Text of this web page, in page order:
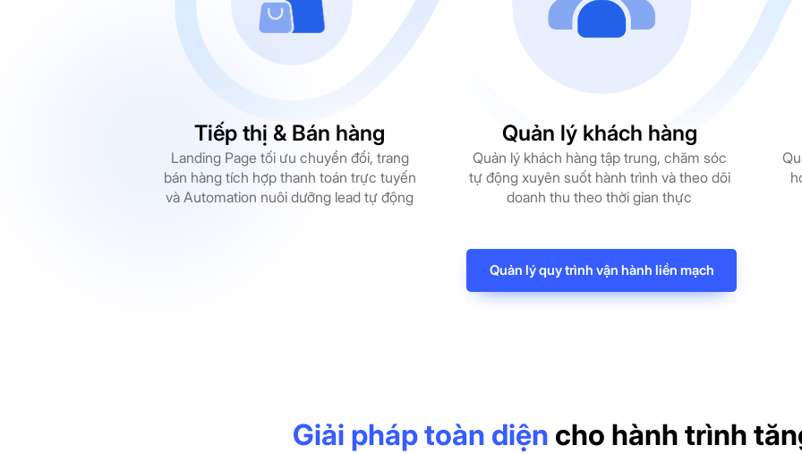
Tiếp thị & Bán hàng
Landing Page tối ưu chuyển đổi, trang
bán hàng tích hợp thanh toán trực tuyến
và Automation nuôi dưỡng lead tự động
Quản lý khách hàng
Quản lý khách hàng tập trung, chăm sóc
tự động xuyên suốt hành trình và theo dõi
doanh thu theo thời gian thực
Quản lý quy trình vận hành liền mạch
Giải pháp toàn diện cho hành trình